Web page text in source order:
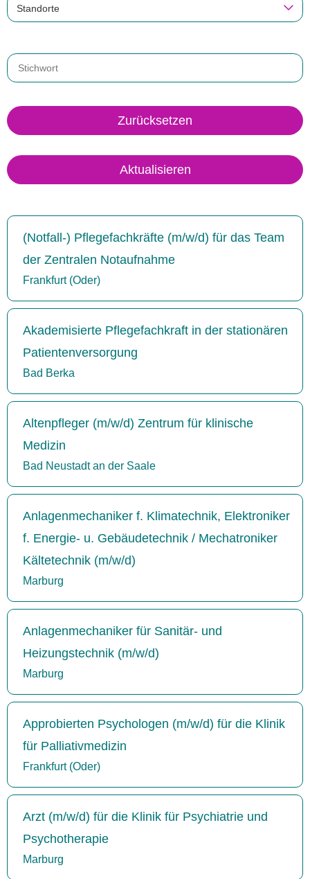
Standorte
Zurücksetzen
Aktualisieren
(Notfall-) Pflegefachkräfte (m/w/d) für das Team
der Zentralen Notaufnahme
Frankfurt (Oder)
Akademisierte Pflegefachkraft in der stationären
Patientenversorgung
Bad Berka
Altenpfleger (m/w/d) Zentrum für klinische
Medizin
Bad Neustadt an der Saale
Anlagenmechaniker f. Klimatechnik, Elektroniker
f. Energie- u. Gebäudetechnik / Mechatroniker
Kältetechnik (m/w/d)
Marburg
Anlagenmechaniker für Sanitär- und
Heizungstechnik (m/w/d)
Marburg
Approbierten Psychologen (m/w/d) für die Klinik
für Palliativmedizin
Frankfurt (Oder)
Arzt (m/w/d) für die Klinik für Psychiatrie und
Psychotherapie
Marburg